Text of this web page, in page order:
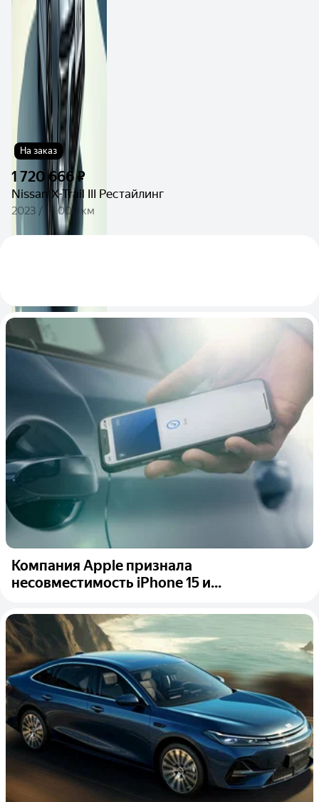
На заказ
1 720 666 ₽
Nissan X-Trail III Рестайлинг
2023 / 14 000 км
Компания Apple признала
несовместимость iPhone 15 и...